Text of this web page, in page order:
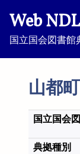
Web
国立国会図書館
山都
国立国会
典拠種別